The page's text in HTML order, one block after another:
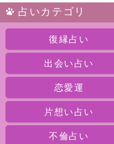
占いカテゴリ
復縁占い
出会い占い
恋愛運
片想い占い
不倫占い